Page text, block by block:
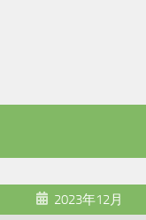
2023年12月